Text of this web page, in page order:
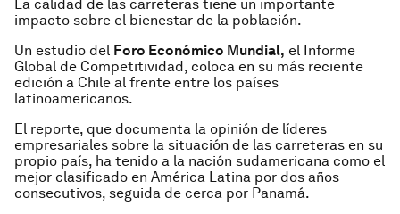
La calidad de las carreteras tiene un importante
impacto sobre el bienestar de la población.
Un estudio del Foro Económico Mundial, el Informe
Global de Competitividad, coloca en su más reciente
edición a Chile al frente entre los países
latinoamericanos.
El reporte, que documenta la opinión de líderes
empresariales sobre la situación de las carreteras en su
propio país, ha tenido a la nación sudamericana como el
mejor clasificado en América Latina por dos años
consecutivos, seguida de cerca por Panamá.